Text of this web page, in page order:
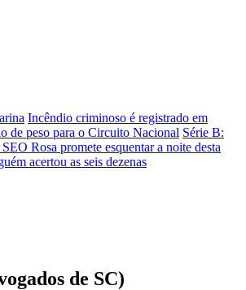
Incêndio criminoso é registrado em
de peso para o Circuito Nacional Série B:
Rosa promete esquentar a noite desta
acertou as seis dezenas
de SC)